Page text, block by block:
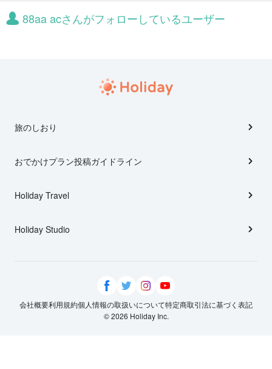
88aa acさんがフォローしているユーザー
旅のしおり
おでかけプラン投稿ガイドライン
Holiday Travel
Holiday Studio
会社概要利用規約個人情報の取扱いについて特定商取引法に基づく表記
© 2026 Holiday Inc.